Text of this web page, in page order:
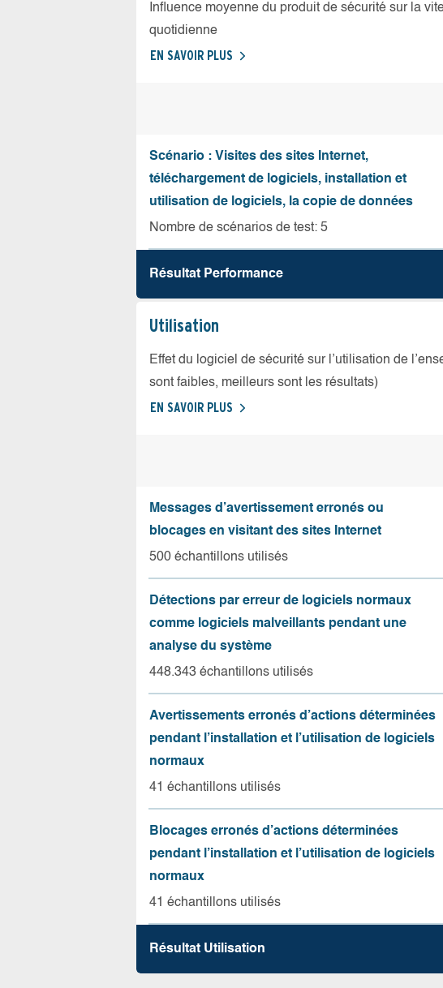
Influence moyenne du produit de sécurité sur la
quotidienne
EN SAVOIR PLUS
Scénario : Visites des sites Internet,
téléchargement de logiciels, installation et
utilisation de logiciels, la copie de données
Nombre de scénarios de test: 5
Résultat Performance
Utilisation
Effet du logiciel de sécurité sur l’utilisation de
sont faibles, meilleurs sont les résultats)
EN SAVOIR PLUS
Messages d’avertissement erronés ou
blocages en visitant des sites Internet
500 échantillons utilisés
Détections par erreur de logiciels normaux
comme logiciels malveillants pendant une
analyse du système
448.343 échantillons utilisés
Avertissements erronés d’actions déterminées
pendant l’installation et l’utilisation de logiciels
normaux
41 échantillons utilisés
Blocages erronés d’actions déterminées
pendant l’installation et l’utilisation de logiciels
normaux
41 échantillons utilisés
Résultat Utilisation